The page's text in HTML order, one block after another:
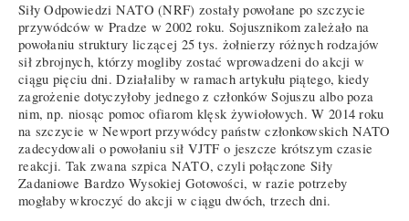
Siły Odpowiedzi NATO (NRF) zostały powołane po szczycie
przywódców w Pradze w 2002 roku. Sojusznikom zależało na
powołaniu struktury liczącej 25 tys. żołnierzy różnych rodzajów
sił zbrojnych, którzy mogliby zostać wprowadzeni do akcji w
ciągu pięciu dni. Działaliby w ramach artykułu piątego, kiedy
zagrożenie dotyczyłoby jednego z członków Sojuszu albo poza
nim, np. niosąc pomoc ofiarom klęsk żywiołowych. W 2014 roku
na szczycie w Newport przywódcy państw członkowskich NATO
zadecydowali o powołaniu sił VJTF o jeszcze krótszym czasie
reakcji. Tak zwana szpica NATO, czyli połączone Siły
Zadaniowe Bardzo Wysokiej Gotowości, w razie potrzeby
mogłaby wkroczyć do akcji w ciągu dwóch, trzech dni.